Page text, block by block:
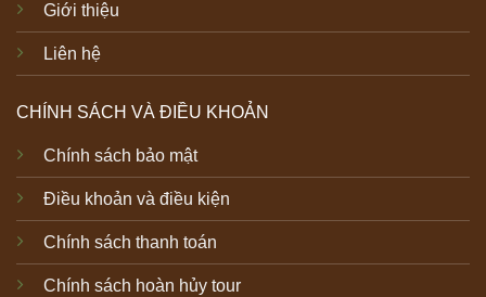
Giới thiệu
Liên hệ
CHÍNH SÁCH VÀ ĐIỀU KHOẢN
Chính sách bảo mật
Điều khoản và điều kiện
Chính sách thanh toán
Chính sách hoàn hủy tour